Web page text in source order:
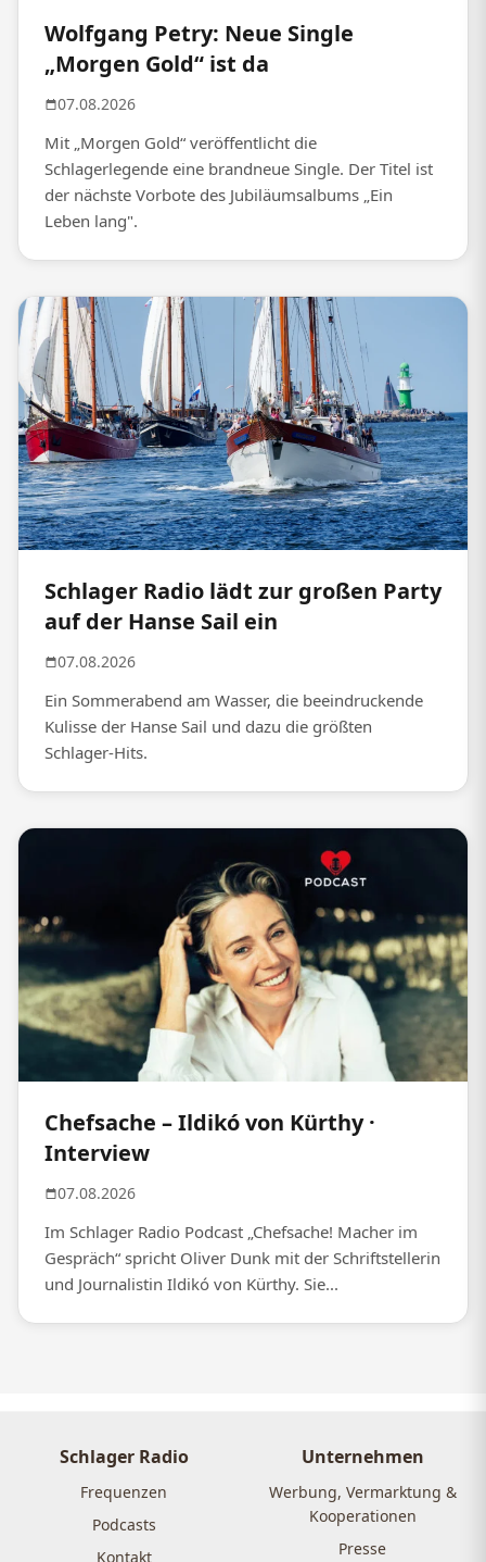
Wolfgang Petry: Neue Single
„Morgen Gold“ ist da
07.08.2026
Mit „Morgen Gold“ veröffentlicht die
Schlagerlegende eine brandneue Single. Der Titel ist
der nächste Vorbote des Jubiläumsalbums „Ein
Leben lang".
Schlager Radio lädt zur großen Party
auf der Hanse Sail ein
07.08.2026
Ein Sommerabend am Wasser, die beeindruckende
Kulisse der Hanse Sail und dazu die größten
Schlager-Hits.
Chefsache – Ildikó von Kürthy ·
Interview
07.08.2026
Im Schlager Radio Podcast „Chefsache! Macher im
Gespräch“ spricht Oliver Dunk mit der Schriftstellerin
und Journalistin Ildikó von Kürthy. Sie...
Schlager Radio
Frequenzen
Podcasts
Kontakt
Unternehmen
Werbung, Vermarktung &
Kooperationen
Presse